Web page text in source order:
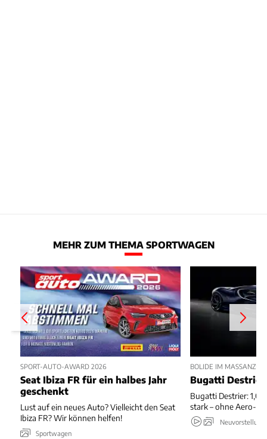
MEHR ZUM THEMA SPORTWAGEN
SPORT-AUTO-AWARD 2026
Seat Ibiza FR für ein halbes Jahr
geschenkt
Lust auf ein neues Auto? Vielleicht den Seat
Ibiza FR? Wir können helfen!
Sportwagen
BOLIDE IM MASSANZUG
Bugatti
Bugatti Destrier: 1,00
stark – ohne Aero-